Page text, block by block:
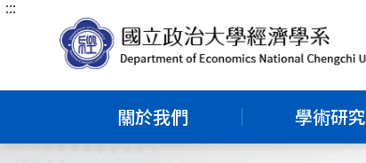
跳
區
:::
關於我們 學術研究